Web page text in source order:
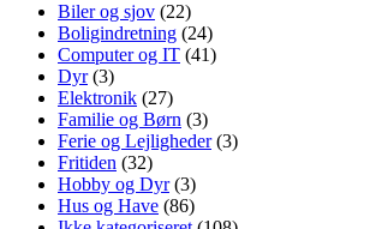
Biler og sjov (22)
Boligindretning (24)
Computer og IT (41)
Dyr(3)
Elektronik (27)
Familie og Børn (3)
Ferie og Lejligheder(3)
Fritiden (32)
Hobby og Dyr(3)
Hus og Have (86)